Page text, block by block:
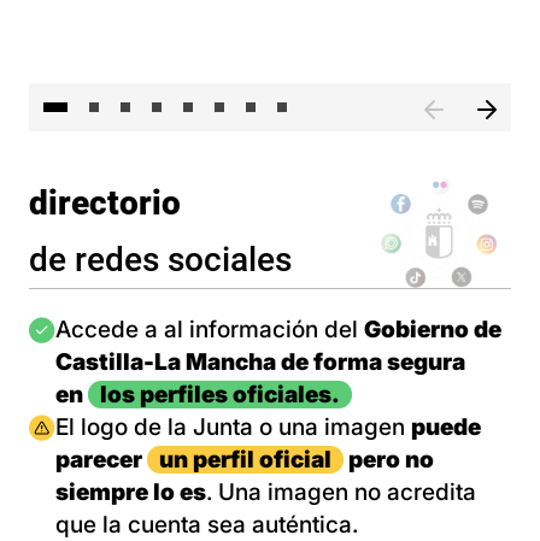
directorio
de redes sociales
Imagen
Accede a al información del Gobierno de
Castilla-La Mancha de forma segura
en
los perfiles oficiales.
Imagen
El logo de la Junta o una imagen puede
parecer
un perfil oficial
pero no
siempre lo es. Una imagen no acredita
que la cuenta sea auténtica.